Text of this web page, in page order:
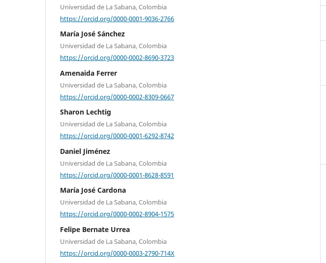
Universidad de La Sabana, Colombia
https://orcid.org/0000-0001-9036-2766
María José Sánchez
Universidad de La Sabana, Colombia
https://orcid.org/0000-0002-8690-3723
Amenaida Ferrer
Universidad de La Sabana, Colombia
https://orcid.org/0000-0002-8309-0667
Sharon Lechtig
Universidad de La Sabana, Colombia
https://orcid.org/0000-0001-6292-8742
Daniel Jiménez
Universidad de La Sabana, Colombia
https://orcid.org/0000-0001-8628-8591
María José Cardona
Universidad de La Sabana, Colombia
https://orcid.org/0000-0002-8904-1575
Felipe Bernate Urrea
Universidad de La Sabana, Colombia
https://orcid.org/0000-0003-2790-714X